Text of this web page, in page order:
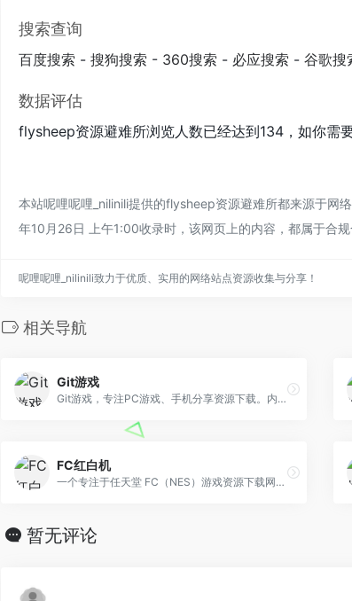
搜索查询
百度搜索 - 搜狗搜索 - 360搜索 - 必应搜索 - 谷歌搜
数据评估
flysheep资源避难所浏览人数已经达到134，如你需
本站呢哩呢哩_nilinili提供的flysheep资源避难所都来源于网
年10月26日 上午1:00收录时，该网页上的内容，都属于合
呢哩呢哩_nilinili致力于优质、实用的网络站点资源收集与分享！
相关导航
Git游戏
Git游戏，专注PC游戏、手机分享资源下载。内容包括热门3A大作、经典老游戏与独立精品等，并提供免安装精简版，享受一键下载、即点即玩的畅快体验。界面清爽、分类明晰、更新及时，Git游戏已成为众多玩家的信赖之选。
FC红白机
一个专注于任天堂 FC（NES）游戏资源下载网站，该站点定位为 NES（FC）游戏资料库，旨在为怀旧玩家提供红白机游戏资源以及模拟器资源下载。
暂无评论